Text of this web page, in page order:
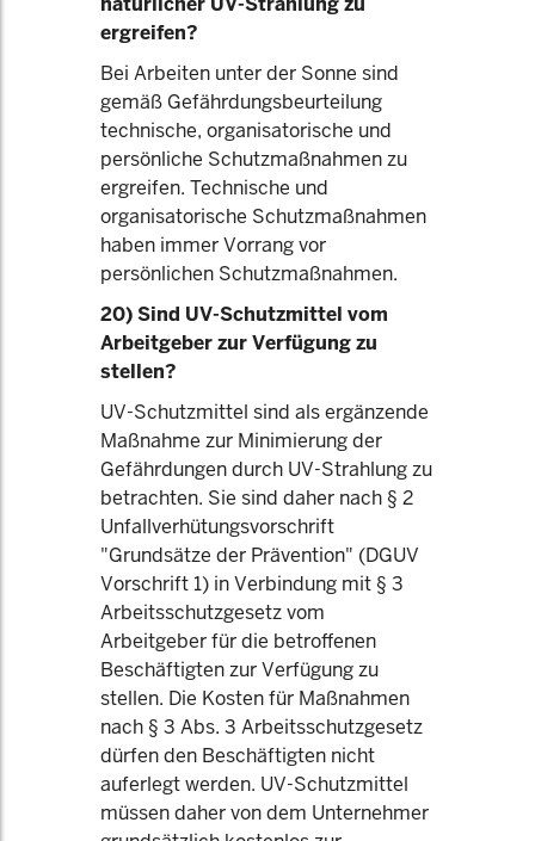
ergreifen?
Bei Arbeiten unter der Sonne sind
gemäß Gefährdungsbeurteilung
technische, organisatorische und
persönliche Schutzmaßnahmen zu
ergreifen. Technische und
organisatorische Schutzmaßnahmen
haben immer Vorrang vor
persönlichen Schutzmaßnahmen.
20) Sind UV-Schutzmittel vom
Arbeitgeber zur Verfügung zu
stellen?
UV-Schutzmittel sind als ergänzende
Maßnahme zur Minimierung der
Gefährdungen durch UV-Strahlung zu
betrachten. Sie sind daher nach § 2
Unfallverhütungsvorschrift
"Grundsätze der Prävention" (DGUV
Vorschrift 1) in Verbindung mit § 3
Arbeitsschutzgesetz vom
Arbeitgeber für die betroffenen
Beschäftigten zur Verfügung zu
stellen. Die Kosten für Maßnahmen
nach § 3 Abs. 3 Arbeitsschutzgesetz
dürfen den Beschäftigten nicht
auferlegt werden. UV-Schutzmittel
müssen daher von dem Unternehmer